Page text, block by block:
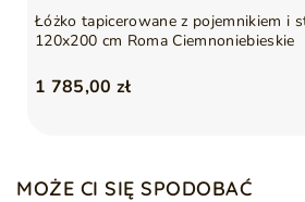
Łóżko tapicerowane z pojemnikiem i
120x200 cm Roma Ciemnoniebieskie
1 785,00 zł
MOŻE CI SIĘ SPODOBAĆ